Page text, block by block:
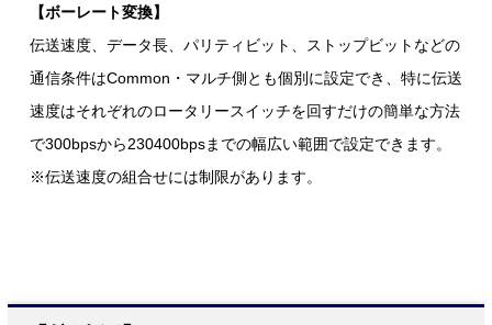
【ボーレート変換】
伝送速度、データ長、パリティビット、ストップビットなどの
通信条件はCommon・マルチ側とも個別に設定でき、特に伝送
速度はそれぞれのロータリースイッチを回すだけの簡単な方法
で300bpsから230400bpsまでの幅広い範囲で設定できます。
※伝送速度の組合せには制限があります。